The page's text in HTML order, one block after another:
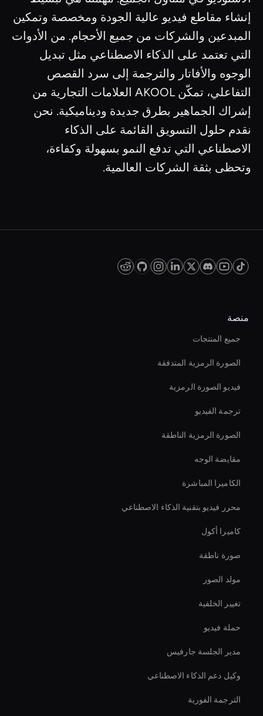
إنشاء مقاطع فيديو عالية الجودة ومخصصة وتمكين
المبدعين والشركات من جميع الأحجام. من الأدوات
التي تعتمد على الذكاء الاصطناعي مثل تبديل
الوجوه والأفاتار والترجمة إلى سرد القصص
التفاعلي، تمكّن AKOOL العلامات التجارية من
إشراك الجماهير بطرق جديدة وديناميكية. نحن
نقدم حلول التسويق القائمة على الذكاء
الاصطناعي التي تدفع النمو بسهولة وكفاءة،
وتحظى بثقة الشركات العالمية.
منصة
جميع المنتجات
الصورة الرمزية المتدفقة
فيديو الصورة الرمزية
ترجمة الفيديو
الصورة الرمزية الناطقة
مقايضة الوجه
الكاميرا المباشرة
محرر فيديو بتقنية الذكاء الاصطناعي
كاميرا أكول
صورة ناطقة
مولد الصور
تغيير الخلفية
حملة فيديو
مدير الجلسة جارفيس
وكيل دعم الذكاء الاصطناعي
الترجمة الفورية